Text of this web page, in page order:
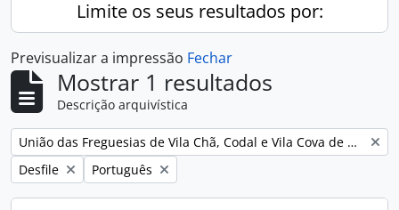
Limite os seus resultados por:
Previsualizar a impressão Fechar
Mostrar 1 resultados
Descrição arquivística
Remover filtro:
União das Freguesias de Vila Chã, Codal e Vila Cova de Perrinho
Remover filtro:
Desfile Remover filtro:
Português